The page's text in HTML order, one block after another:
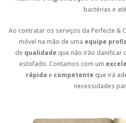
bactérias e
Ao contratar os serviços da Perfecte &
móvel na mão de uma equipe
de qualidade que não irão danificar
estofado. Contamos com um
rápida e competente que irá
necessidades